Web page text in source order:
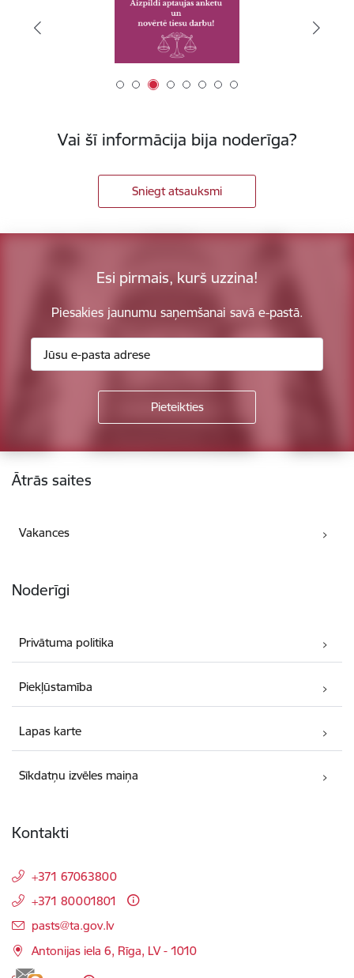
Vai šī informācija bija noderīga?
Sniegt atsauksmi
Esi pirmais, kurš uzzina!
Piesakies jaunumu saņemšanai savā e-pastā.
Kājene
Ātrās saites
Vakances
Noderīgi
Privātuma politika
Piekļūstamība
Lapas karte
Sīkdatņu izvēles maiņa
Kontakti
+371 67063800
+371 80001801
E-pasts:
pasts@ta.gov.lv
Antonijas iela 6, Rīga, LV - 1010